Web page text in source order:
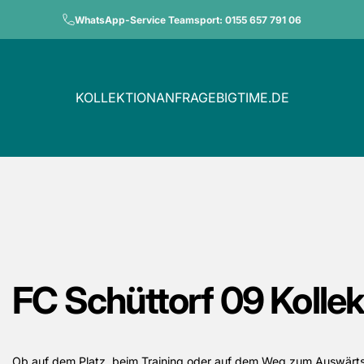
WhatsApp-Service Teamsport: 0155 657 791 06
KOLLEKTIONANFRAGEBIGTIME.DE
FCSchüttorf09